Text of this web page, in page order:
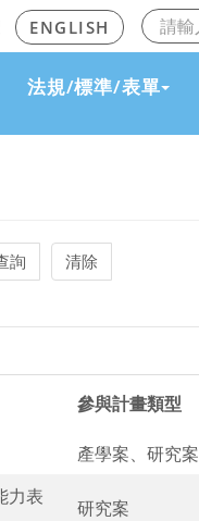
ENGLISH
法規/標準/表單
參與計畫類型
產學案、研究案
力表
研究案